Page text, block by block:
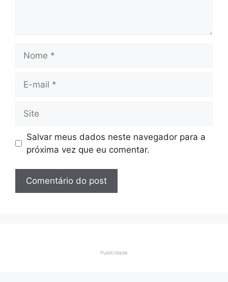
mail
Salvar meus dados neste navegador para a
próxima vez que eu comentar.
Publicidade